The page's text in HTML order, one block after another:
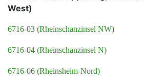
West)
6716-03 (Rheinschanzinsel NW)
6716-04 (Rheinschanzinsel N)
6716-06 (Rheinsheim-Nord)